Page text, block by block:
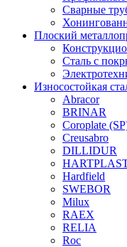
Сварные
Плоский
Сталь с
Износостойкая
Abracor
BRINAR
Coroplate
Creusabro
DILLIDUR
Hardfield
SWEBOR
Milux
RAEX
RELIA
Roc